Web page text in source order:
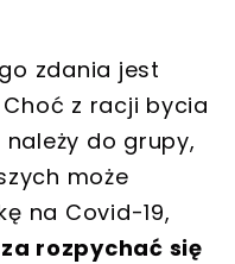
zdania jest
z racji bycia
do grupy,
może
na Covid-19,
rozpychać się